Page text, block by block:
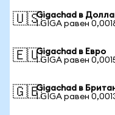
🇺🇸Gigachad в
1 GIGA равен
🇪🇺Gigachad в Евро
1 GIGA равен
🇬🇧Gigachad в
1 GIGA равен